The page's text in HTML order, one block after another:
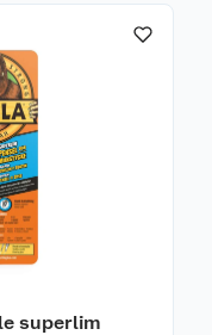
superlim